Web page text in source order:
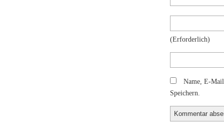
(erforderlich)
Name, E-
Speichern.